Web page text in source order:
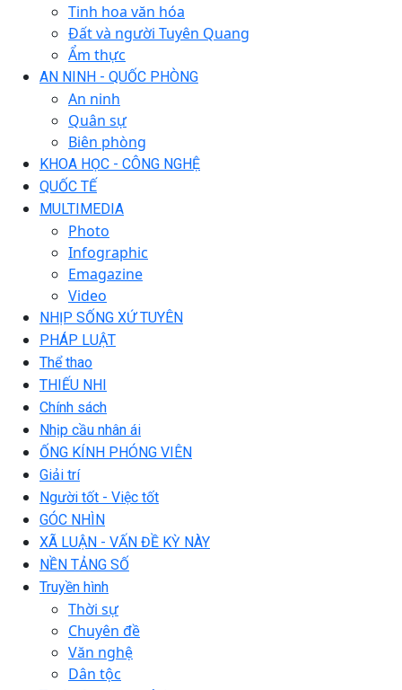
Tinh hoa văn hóa
Đất và người Tuyên Quang
Ẩm thực
AN NINH - QUỐC PHÒNG
An ninh
Quân sự
Biên phòng
KHOA HỌC - CÔNG NGHỆ
QUỐC TẾ
MULTIMEDIA
Photo
Infographic
Emagazine
Video
NHỊP SỐNG XỨ TUYÊN
PHÁP LUẬT
Thể thao
THIẾU NHI
Chính sách
Nhịp cầu nhân ái
ỐNG KÍNH PHÓNG VIÊN
Giải trí
Người tốt - Việc tốt
GÓC NHÌN
XÃ LUẬN - VẤN ĐỀ KỲ NÀY
NỀN TẢNG SỐ
Truyền hình
Thời sự
Chuyên đề
Văn nghệ
Dân tộc